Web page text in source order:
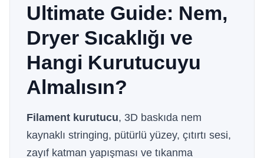
Ultimate Guide: Nem,
Dryer Sıcaklığı ve
Hangi Kurutucuyu
Almalısın?
Filament kurutucu, 3D baskıda nem
kaynaklı stringing, pütürlü yüzey, çıtırtı sesi,
zayıf katman yapışması ve tıkanma